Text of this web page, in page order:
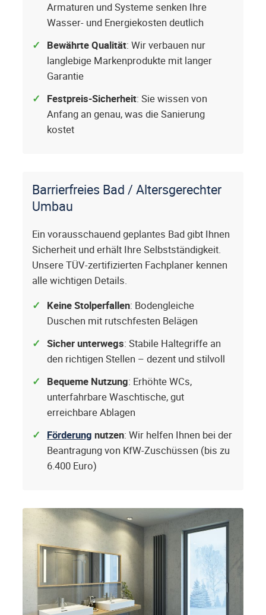
Armaturen und Systeme senken Ihre
Wasser- und Energiekosten deutlich
Bewährte Qualität: Wir verbauen nur
langlebige Markenprodukte mit langer
Garantie
Festpreis-Sicherheit: Sie wissen von
Anfang an genau, was die Sanierung
kostet
Barrierfreies Bad / Altersgerechter
Umbau
Ein vorausschauend geplantes Bad gibt Ihnen
Sicherheit und erhält Ihre Selbstständigkeit.
Unsere TÜV-zertifizierten Fachplaner kennen
alle wichtigen Details.
Keine Stolperfallen: Bodengleiche
Duschen mit rutschfesten Belägen
Sicher unterwegs: Stabile Haltegriffe an
den richtigen Stellen – dezent und stilvoll
Bequeme Nutzung: Erhöhte WCs,
unterfahrbare Waschtische, gut
erreichbare Ablagen
Förderung nutzen: Wir helfen Ihnen bei der
Beantragung von KfW-Zuschüssen (bis zu
6.400 Euro)